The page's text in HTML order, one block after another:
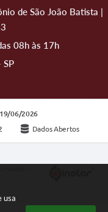
usa
de São João Batista |
08h às 17h
SP
06/2026
Dados Abertos